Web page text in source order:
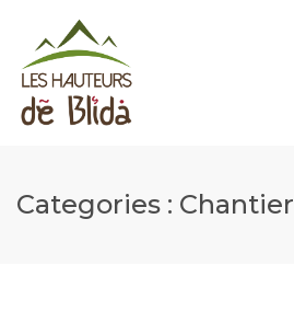
Categories : Chantier